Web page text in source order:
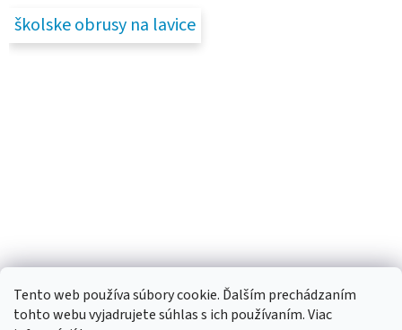
Tento web používa súbory cookie. Ďalším prechádzaním
tohto webu vyjadrujete súhlas s ich používaním. Viac
školske obrusy na lavice